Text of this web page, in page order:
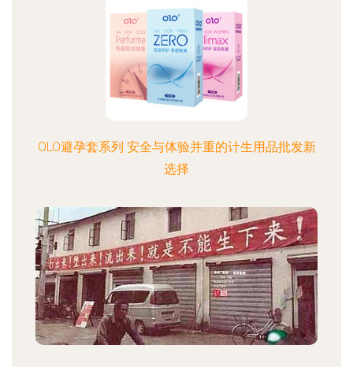
OLO避孕套系列 安全与体验并重的计生用品批发新
选择